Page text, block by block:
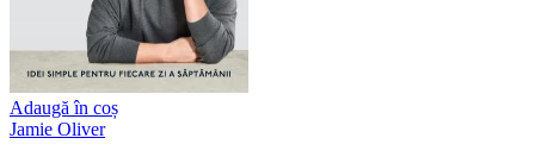
Adaugă în coș
Jamie Oliver